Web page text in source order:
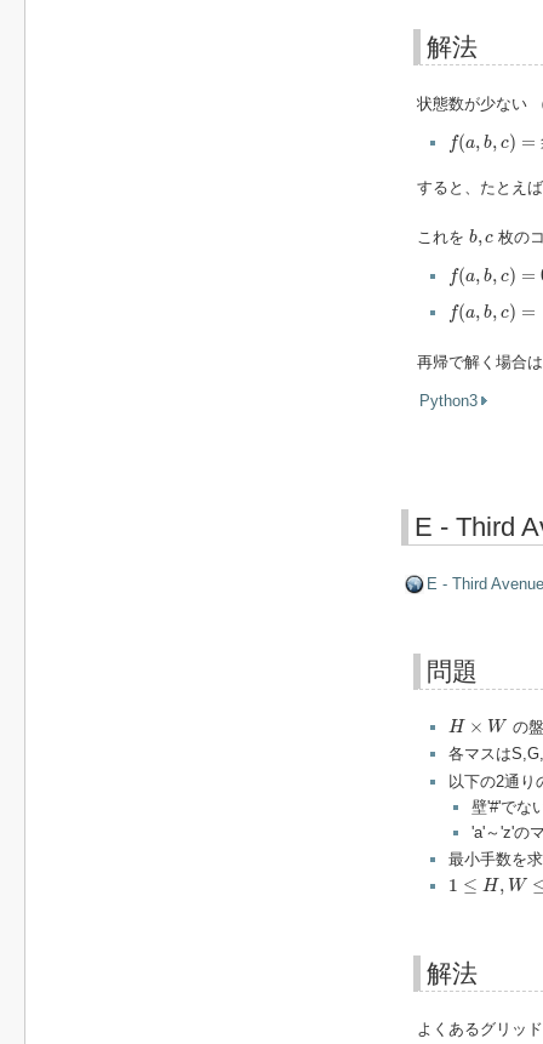
解法
状態数が少ない
f(a, b, c) =
(a ,c =
すると、たとえ
これを b, c
b 枚の
f(a, b, c) =
(a ,c =
f(a, b, c) =
f( a b c =
再帰で解く場合
Python3
E - Third
E - Third Avenue
問題
H × W
H×W
の
各マスは
以下の2通り
壁'#'でな
'a'～'z'の
最小手数を
1 ≤ H, W
1 H W ≤
解法
よくあるグリッ